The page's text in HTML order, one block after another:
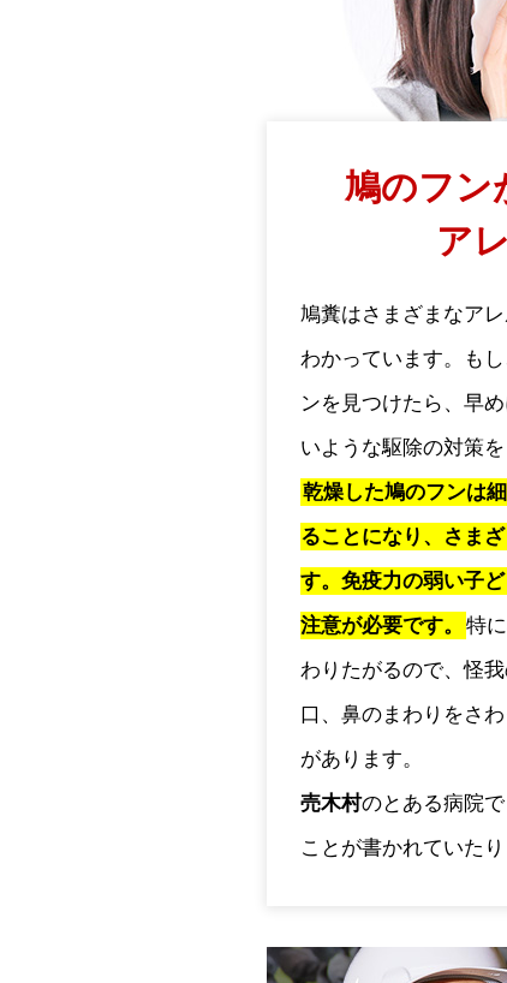
鳩のフン
ア
鳩糞はさまざまなア
わかっています。も
ンを見つけたら、早
いような駆除の対策を
乾燥した鳩のフンは
ることになり、さま
す。免疫力の弱い子
注意が必要です。
特
わりたがるので、怪
口、鼻のまわりをさ
があります。
売木村のとある病院
ことが書かれていたり